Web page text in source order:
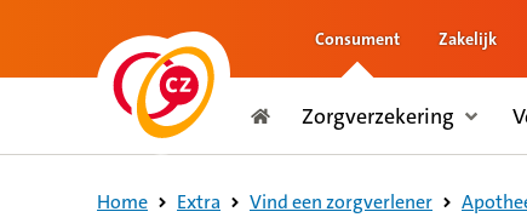
de inhoud
Consument Zakelijk
Consument
Zorgverzekering
Home Extra Vind een zorgverlener